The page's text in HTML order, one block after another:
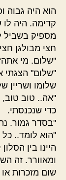
הוא היה גבוה
קדימה. היה
מספיק בשביל
חצי מבולגן
"שלום. מי
"שלום" הצגתי
שלומו ושריין
"אה.. טוב
כדי שנכנסתי.
"בסדר גמור.
"הוא לומד..
היינו בין
ומאוורר. זה
שום מזכרות